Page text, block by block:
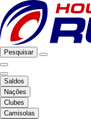
Pesquisar
Saldos
Nações
Clubes
Camisolas